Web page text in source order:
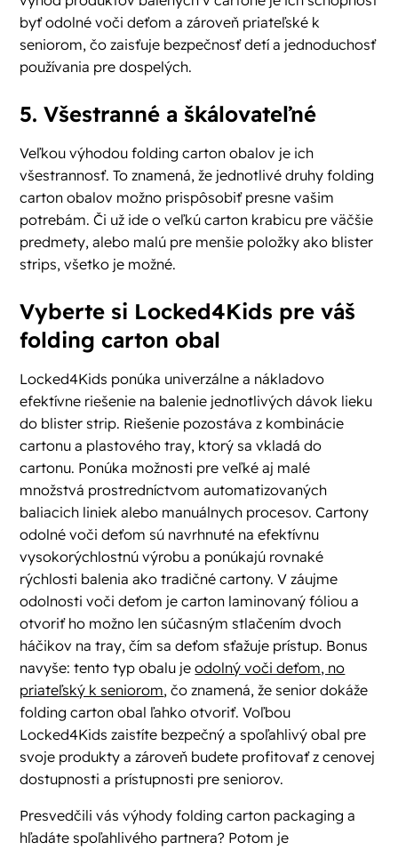
byť odolné voči deťom a zároveň priateľské k
seniorom, čo zaisťuje bezpečnosť detí a jednoduchosť
používania pre dospelých.
5. Všestranné a škálovateľné
Veľkou výhodou folding carton obalov je ich
všestrannosť. To znamená, že jednotlivé druhy folding
carton obalov možno prispôsobiť presne vašim
potrebám. Či už ide o veľkú carton krabicu pre väčšie
predmety, alebo malú pre menšie položky ako blister
strips, všetko je možné.
Vyberte si Locked4Kids pre váš
folding carton obal
Locked4Kids ponúka univerzálne a nákladovo
efektívne riešenie na balenie jednotlivých dávok lieku
do blister strip. Riešenie pozostáva z kombinácie
cartonu a plastového tray, ktorý sa vkladá do
cartonu. Ponúka možnosti pre veľké aj malé
množstvá prostredníctvom automatizovaných
baliacich liniek alebo manuálnych procesov. Cartony
odolné voči deťom sú navrhnuté na efektívnu
vysokorýchlostnú výrobu a ponúkajú rovnaké
rýchlosti balenia ako tradičné cartony. V záujme
odolnosti voči deťom je carton laminovaný fóliou a
otvoriť ho možno len súčasným stlačením dvoch
háčikov na tray, čím sa deťom sťažuje prístup. Bonus
navyše: tento typ obalu jeodolný voči deťom, no
priateľský k seniorom, čo znamená, že senior dokáže
folding carton obal ľahko otvoriť. Voľbou
Locked4Kids zaistíte bezpečný a spoľahlivý obal pre
svoje produkty a zároveň budete profitovať z cenovej
dostupnosti a prístupnosti pre seniorov.
Presvedčili vás výhody folding carton packaging a
hľadáte spoľahlivého partnera? Potom je